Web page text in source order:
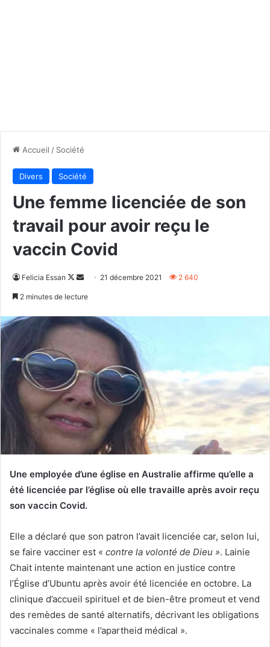
Accueil / Société
Divers Société
Une femme licenciée de son
travail pour avoir reçu le
vaccin Covid
Felicia Essan
Follow
Envoyer21 décembre 2021 2 640
2 minutes de lecture
Une employée d’une église en Australie affirme qu’elle a
été licenciée par l’église où elle travaille après avoir reçu
son vaccin Covid.
Elle a déclaré que son patron l’avait licenciée car, selon lui,
se faire vacciner est « contre la volonté de Dieu ». Lainie
Chait intente maintenant une action en justice contre
l’Église d’Ubuntu après avoir été licenciée en octobre. La
clinique d’accueil spirituel et de bien-être promeut et vend
des remèdes de santé alternatifs, décrivant les obligations
vaccinales comme « l’apartheid médical ».